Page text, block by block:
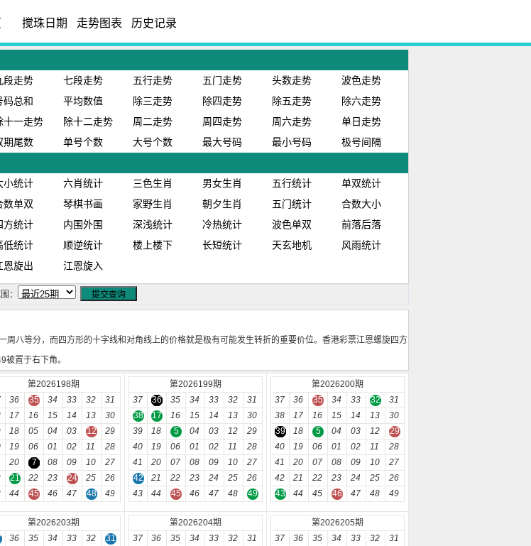
搅珠日期 走势图表 历史记录
段走势 七段走势 五行走势 五门走势 头数走势
波色走势
码总和 平均数值 除三走势 除四走势 除五走势
除六走势
十一走势 除十二走势 周二走势 周四走势 周六走势
单日走势
期尾数 单号个数 大号个数 最大号码 最小号码 极号间隔
小统计 六肖统计 三色生肖 男女生肖 五行统计
单双统计
数单双 琴棋书画 家野生肖 朝夕生肖 五门统计
合数大小
方统计 内围外围 深浅统计 冷热统计 波色单双
前落后落
低统计 顺逆统计 楼上楼下 长短统计 天玄地机
风雨统计
恩旋出 江恩旋入
：
八等分，而四方形的十字线和对角线上的价格就是极有可能发生转折的重要价位。香港彩票江恩螺旋四方
置于右下角。
第2026198期
36 35 34 33 32
31
17 16 15 14 13
30
18 05 04 03 12
29
19 06 01 02 11
28
20 7 08 09 10
27
21 22 23 24 25
26
44 45 46 47 48 49
第2026199期
37
36 35 34 33 32
31
38
17 16 15 14 13
30
39
18 5 04 03 12
29
40
19 06 01 02 11
28
41
20 07 08 09 10
27
42
21 22 23 24 25
26
43
44 45 46 47 48 49
第2026200期
37
36 35 34 33 32
31
38
17 16 15 14 13
30
39
18 5 04 03 12
29
40
19 06 01 02 11
28
41
20 07 08 09 10
27
42
21 22 23 24 25
26
43
44 45 46 47 48 49
第2026203期
36 35 34 33 32
31
第2026204期
37
36 35 34 33 32
31
第2026205期
37
36 35 34 33 32
31